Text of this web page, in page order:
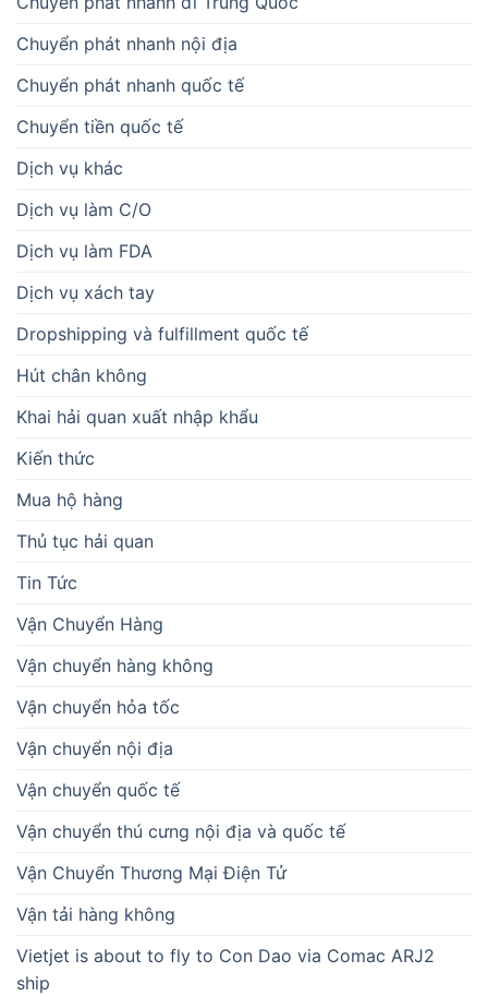
Chuyển phát nhanh nội địa
Chuyển phát nhanh quốc tế
Chuyển tiền quốc tế
Dịch vụ khác
Dịch vụ làm C/O
Dịch vụ làm FDA
Dịch vụ xách tay
Dropshipping và fulfillment quốc tế
Hút chân không
Khai hải quan xuất nhập khẩu
Kiến thức
Mua hộ hàng
Thủ tục hải quan
Tin Tức
Vận Chuyển Hàng
Vận chuyển hàng không
Vận chuyển hỏa tốc
Vận chuyển nội địa
Vận chuyển quốc tế
Vận chuyển thú cưng nội địa và quốc tế
Vận Chuyển Thương Mại Điện Tử
Vận tải hàng không
Vietjet is about to fly to Con Dao via Comac ARJ2
ship